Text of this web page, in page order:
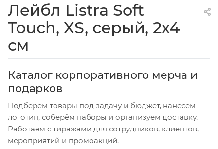
Лейбл Listra Soft
Touch, XS, серый, 2х4
см
Каталог корпоративного мерча и
подарков
Подберём товары под задачу и бюджет, нанесём
логотип, соберём наборы и организуем доставку.
Работаем с тиражами для сотрудников, клиентов,
мероприятий и промоакций.